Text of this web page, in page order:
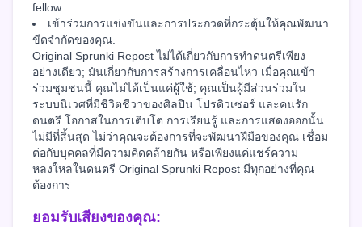
fellow.
เข้าร่วมการแข่งขันและการประกวดที่กระตุ้นให้คุณพัฒนา
ขีดจำกัดของคุณ.
Original Sprunki Repost ไม่ได้เกี่ยวกับการทำดนตรีเพียง
อย่างเดียว; มันเกี่ยวกับการสร้างการเคลื่อนไหว เมื่อคุณเข้า
ร่วมชุมชนนี้ คุณไม่ได้เป็นแค่ผู้ใช้; คุณเป็นผู้มีส่วนร่วมใน
ระบบนิเวศที่มีชีวิตชีวาของศิลปิน โปรดิวเซอร์ และคนรัก
ดนตรี โอกาสในการเติบโต การเรียนรู้ และการแสดงออกนั้น
ไม่มีที่สิ้นสุด ไม่ว่าคุณจะต้องการที่จะพัฒนาฝีมือของคุณ เชื่อม
ต่อกับบุคคลที่มีความคิดคล้ายกัน หรือเพียงแค่แชร์ความ
หลงใหลในดนตรี Original Sprunki Repost มีทุกอย่างที่คุณ
ต้องการ
ยอมรับเสียงของคุณ: